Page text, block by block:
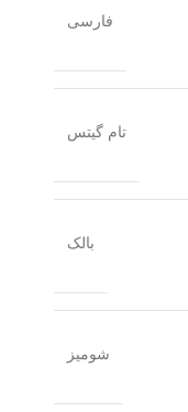
فارسی
تام گیتس
بالک
شومیز